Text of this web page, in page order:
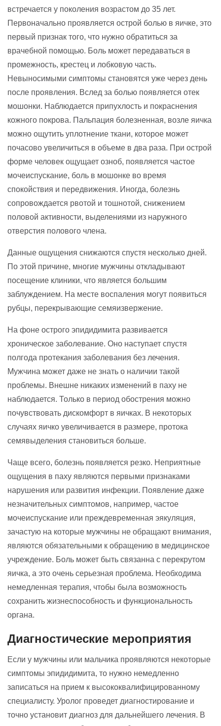
встречается у поколения возрастом до 35 лет.
Первоначально проявляется острой болью в яичке, это
первый признак того, что нужно обратиться за
врачебной помощью. Боль может передаваться в
промежность, крестец и лобковую часть.
Невыносимыми симптомы становятся уже через день
после проявления. Вслед за болью появляется отек
мошонки. Наблюдается припухлость и покраснения
кожного покрова. Пальпация болезненная, возле яичка
можно ощутить уплотнение ткани, которое может
почасово увеличиться в объеме в два раза. При острой
форме человек ощущает озноб, появляется частое
мочеиспускание, боль в мошонке во время
спокойствия и передвижения. Иногда, болезнь
сопровождается рвотой и тошнотой, снижением
половой активности, выделениями из наружного
отверстия полового члена.
Данные ощущения снижаются спустя несколько дней.
По этой причине, многие мужчины откладывают
посещение клиники, что является большим
заблуждением. На месте воспаления могут появиться
рубцы, перекрывающие семяизвержение.
На фоне острого эпидидимита развивается
хроническое заболевание. Оно наступает спустя
полгода протекания заболевания без лечения.
Мужчина может даже не знать о наличии такой
проблемы. Внешне никаких изменений в паху не
наблюдается. Только в период обострения можно
почувствовать дискомфорт в яичках. В некоторых
случаях яичко увеличивается в размере, протока
семявыделения становиться больше.
Чаще всего, болезнь появляется резко. Неприятные
ощущения в паху являются первыми признаками
нарушения или развития инфекции. Появление даже
незначительных симптомов, например, частое
мочеиспускание или преждевременная эякуляция,
зачастую на которые мужчины не обращают внимания,
являются обязательными к обращению в медицинское
учреждение. Боль может быть связанна с перекрутом
яичка, а это очень серьезная проблема. Необходима
немедленная терапия, чтобы была возможность
сохранить жизнеспособность и функциональность
органа.
Диагностические мероприятия
Если у мужчины или мальчика проявляются некоторые
симптомы эпидидимита, то нужно немедленно
записаться на прием к высококвалифицированному
специалисту. Уролог проведет диагностирование и
точно установит диагноз для дальнейшего лечения. В